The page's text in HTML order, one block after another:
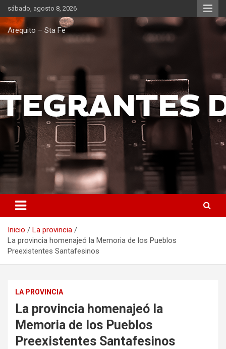
Saltar
al
contenido
sábado, agosto 8, 2026
Arequito – Sta Fe
Inicio
La provincia
La provincia homenajeó la Memoria de los Pueblos
Preexistentes Santafesinos
LA PROVINCIA
La provincia homenajeó la
Memoria de los Pueblos
Preexistentes Santafesinos